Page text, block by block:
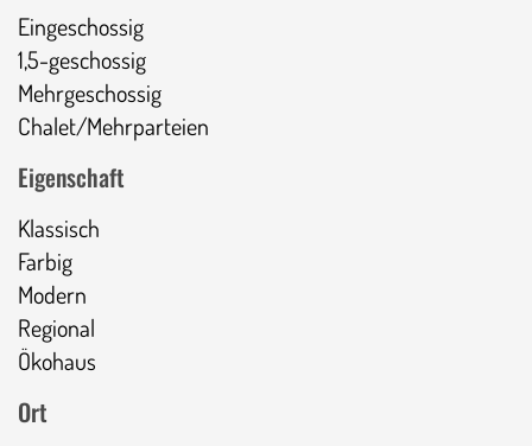
Eingeschossig
1,5-geschossig
Mehrgeschossig
Chalet/Mehrparteien
Ort
Eigenschaft
Klassisch
Farbig
Modern
Regional
Ökohaus